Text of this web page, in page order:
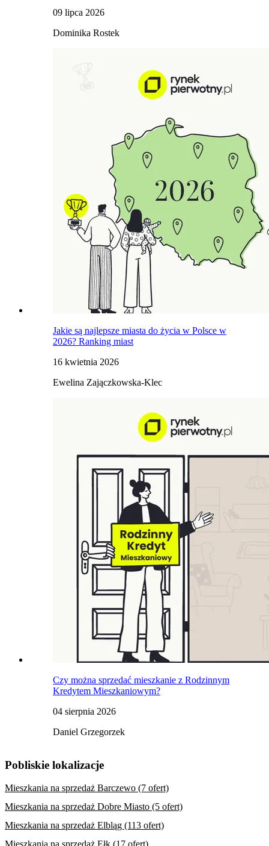
09 lipca 2026
Dominika Rostek
Jakie są najlepsze miasta do życia w Polsce w
2026? Ranking miast
16 kwietnia 2026
Ewelina Zajączkowska-Klec
Czy można sprzedać mieszkanie z Rodzinnym
Kredytem Mieszkaniowym?
04 sierpnia 2026
Daniel Grzegorzek
Pobliskie lokalizacje
Mieszkania na sprzedaż Barczewo (7 ofert)
Mieszkania na sprzedaż Dobre Miasto (5 ofert)
Mieszkania na sprzedaż Elbląg (113 ofert)
Mieszkania na sprzedaż Ełk (17 ofert)